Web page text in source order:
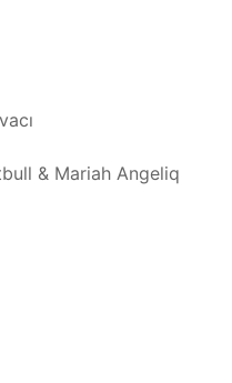
& Mariah Angeliq